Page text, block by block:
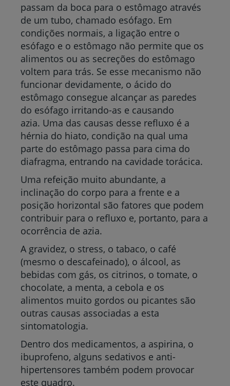
passam da boca para o estômago através
de um tubo, chamado esófago. Em
condições normais, a ligação entre o
esófago e o estômago não permite que os
alimentos ou as secreções do estômago
voltem para trás. Se esse mecanismo não
funcionar devidamente, o ácido do
estômago consegue alcançar as paredes
do esófago irritando-as e causando
azia. Uma das causas desse refluxo é a
hérnia do hiato, condição na qual uma
parte do estômago passa para cima do
diafragma, entrando na cavidade torácica.
Uma refeição muito abundante, a
inclinação do corpo para a frente e a
posição horizontal são fatores que podem
contribuir para o refluxo e, portanto, para a
ocorrência de azia.
A gravidez, o stress, o tabaco, o café
(mesmo o descafeinado), o álcool, as
bebidas com gás, os citrinos, o tomate, o
chocolate, a menta, a cebola e os
alimentos muito gordos ou picantes são
outras causas associadas a esta
sintomatologia.
Dentro dos medicamentos, a aspirina, o
ibuprofeno, alguns sedativos e anti-
hipertensores também podem provocar
este quadro.